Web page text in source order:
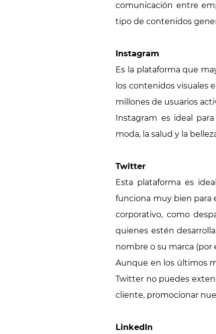
comunicación entre
tipo de contenidos
Instagram
Es la plataforma que
los contenidos visuales
millones de usuarios
Instagram es ideal
moda, la salud y la
Twitter
Esta plataforma es
funciona muy bien para
corporativo, como
quienes estén
nombre o su marca (por
Aunque en los últimos
Twitter no puedes
cliente, promocionar
LinkedIn